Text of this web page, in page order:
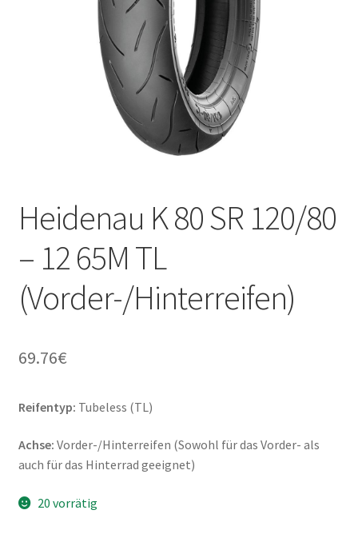
Heidenau K 80 SR 120/80
– 12 65M TL
(Vorder-/Hinterreifen)
69.76€
Reifentyp: Tubeless (TL)
Achse: Vorder-/Hinterreifen (Sowohl für das Vorder- als
auch für das Hinterrad geeignet)
20 vorrätig